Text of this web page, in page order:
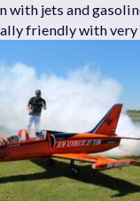
with jets and
friendly with